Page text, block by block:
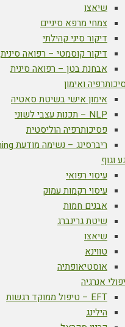
שיאצו
צמחי מרפא סיניים
דיקור סיני קהילתי
דיקור קוסמטי – רפואה סינית
אבחנת בטן – רפואה סינית
ואימון
אימון אישי בשיטת סאטיה
NLP – תכנות עצבי לשוני
פסיכותרפיה הוליסטית
ריברסינג – נשימה מודעת Rebirthing
וגוף
עיסוי רפואי
עיסוי רקמות עמוק
אבנים חמות
שיטת גרינברג
שיאצו
טווינא
אוסטיאופתיה
אנרגיה
EFT – טיפול ממוקד רגשות
הילינג